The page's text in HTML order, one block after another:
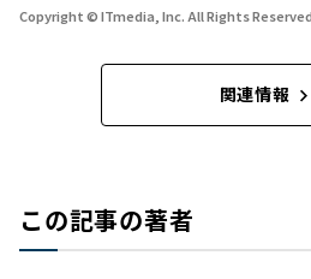
Copyright © ITmedia, Inc. All Rights
関連情報
この記事の著者